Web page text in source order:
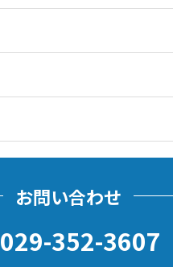
お問い合わせ
029-352-3607